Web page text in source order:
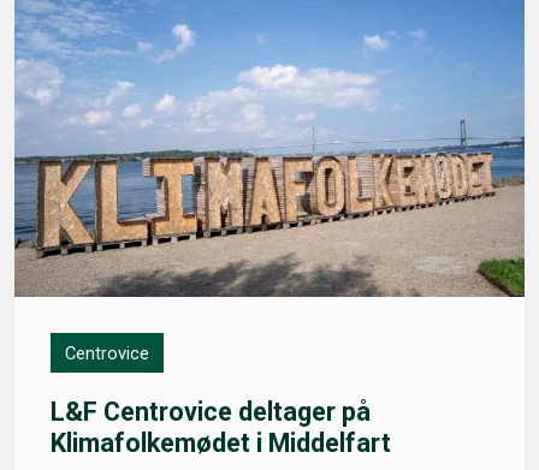
Centrovice
L&F Centrovice deltager på
Klimafolkemødet i Middelfart